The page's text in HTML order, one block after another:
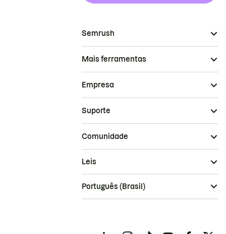
Semrush
Mais ferramentas
Empresa
Suporte
Comunidade
Leis
Português (Brasil)